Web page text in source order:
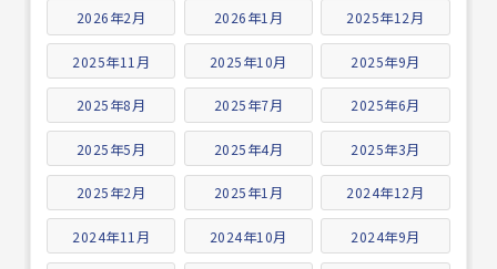
2026年2月 2026年1月 2025年12月
2025年11月 2025年10月 2025年9月
2025年8月 2025年7月 2025年6月
2025年5月 2025年4月 2025年3月
2025年2月 2025年1月 2024年12月
2024年11月 2024年10月 2024年9月